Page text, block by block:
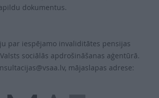
dokumentus.
par iespējamo invaliditātes pensijas
sociālās apdrošināšanas aģentūrā.
mājaslapas adrese: